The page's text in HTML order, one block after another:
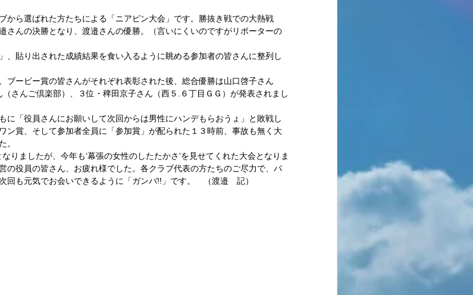
から選ばれた方たちによる「ニアピン大会」です。勝抜き戦での大熱戦
さんの決勝となり、渡邉さんの優勝。（言いにくいのですがリポーターの
、貼り出された成績結果を食い入るように眺める参加者の皆さんに整列し
ブービー賞の皆さんがそれぞれ表彰された後、総合優勝は山口啓子さん
（さんご倶楽部）、３位・稗田京子さん（西５.６丁目ＧＧ）が発表されまし
に「役員さんにお願いして次回からは男性にハンデもらおうょ」と敗戦し
ン賞、そして参加者全員に「参加賞」が配られた１３時前、事故も無く大
。
りましたが、今年も‘幕張の女性のしたたかさ’を見せてくれた大会となりま
の役員の皆さん、お疲れ様でした。各クラブ代表の方たちのご尽力で、パ
回も元気でお会いできるように「ガンバ!!」です。　（渡邉　記）